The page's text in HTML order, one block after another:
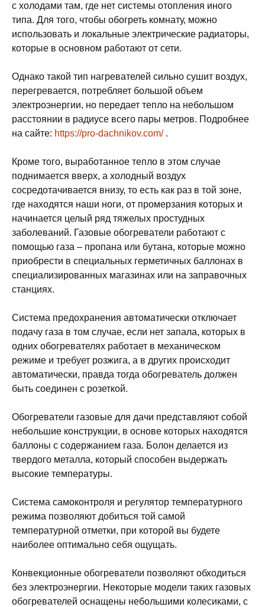
с холодами там, где нет системы отопления иного
типа. Для того, чтобы обогреть комнату, можно
использовать и локальные электрические радиаторы,
которые в основном работают от сети.
Однако такой тип нагревателей сильно сушит воздух,
перегревается, потребляет большой объем
электроэнергии, но передает тепло на небольшом
расстоянии в радиусе всего пары метров. Подробнее
на сайте: https://pro-dachnikov.com/.
Кроме того, выработанное тепло в этом случае
поднимается вверх, а холодный воздух
сосредотачивается внизу, то есть как раз в той зоне,
где находятся наши ноги, от промерзания которых и
начинается целый ряд тяжелых простудных
заболеваний. Газовые обогреватели работают с
помощью газа – пропана или бутана, которые можно
приобрести в специальных герметичных баллонах в
специализированных магазинах или на заправочных
станциях.
Система предохранения автоматически отключает
подачу газа в том случае, если нет запала, которых в
одних обогревателях работает в механическом
режиме и требует розжига, а в других происходит
автоматически, правда тогда обогреватель должен
быть соединен с розеткой.
Обогреватели газовые для дачи представляют собой
небольшие конструкции, в основе которых находятся
баллоны с содержанием газа. Болон делается из
твердого металла, который способен выдержать
высокие температуры.
Система самоконтроля и регулятор температурного
режима позволяют добиться той самой
температурной отметки, при которой вы будете
наиболее оптимально себя ощущать.
Конвекционные обогреватели позволяют обходиться
без электроэнергии. Некоторые модели таких газовых
обогревателей оснащены небольшими колесиками, с